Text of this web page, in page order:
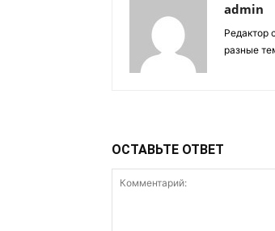
admin
Редактор
разные
ОСТАВЬТЕ ОТВЕТ